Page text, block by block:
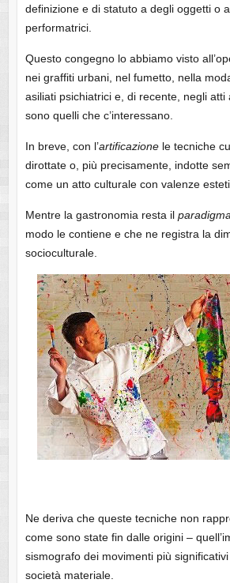
definizione e di statuto a degli oggetti o
performatrici.
Questo congegno lo abbiamo visto
nei graffiti urbani, nel fumetto, nella
asiliati psichiatrici e, di recente, negli atti
sono quelli che c’interessano.
In breve, con l’artificazionele tecniche
dirottate o, più precisamente, indotte
come un atto culturale con valenze
Mentre la gastronomia resta il
modo le contiene e che ne registra la
socioculturale.
Ne deriva che queste tecniche non
come sono state fin dalle origini –
sismografo dei movimenti più
società materiale.